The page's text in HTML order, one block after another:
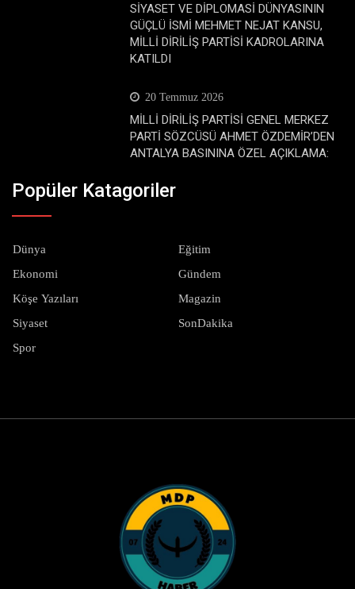
SİYASET VE DİPLOMASİ DÜNYASININ
GÜÇLÜ İSMİ MEHMET NEJAT KANSU,
MİLLİ DİRİLİŞ PARTİSİ KADROLARINA
KATILDI
20 Temmuz 2026
MİLLİ DİRİLİŞ PARTİSİ GENEL MERKEZ
PARTİ SÖZCÜSÜ AHMET ÖZDEMİR’DEN
ANTALYA BASININA ÖZEL AÇIKLAMA:
Popüler Katagoriler
Dünya Eğitim
Ekonomi Gündem
Köşe Yazıları Magazin
Siyaset SonDakika
Spor